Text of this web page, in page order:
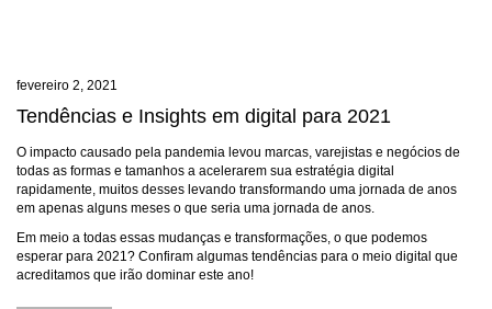
fevereiro 2, 2021
Tendências e Insights em digital para 2021
O impacto causado pela pandemia levou marcas, varejistas e negócios de
todas as formas e tamanhos a acelerarem sua estratégia digital
rapidamente, muitos desses levando transformando uma jornada de anos
em apenas alguns meses o que seria uma jornada de anos.
Em meio a todas essas mudanças e transformações, o que podemos
esperar para 2021? Confiram algumas tendências para o meio digital que
acreditamos que irão dominar este ano!